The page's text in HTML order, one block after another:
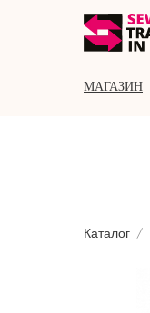
МАГАЗИН
Каталог